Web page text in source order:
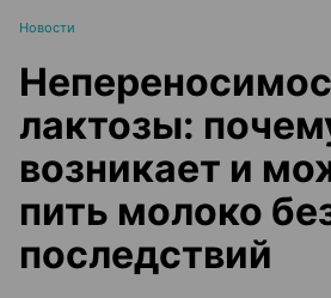
Новости
лактозы:
возникает и
пить молоко
последствий